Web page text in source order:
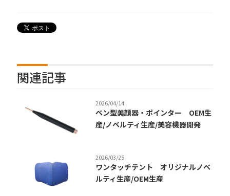
関連記事
2026/04/14
ペン型美顔器・ポインター OEM生
産/ノベルティ生産/美容機器開発
2026/03/25
ワンタッチテント オリジナルノベ
ルティ生産/OEM生産